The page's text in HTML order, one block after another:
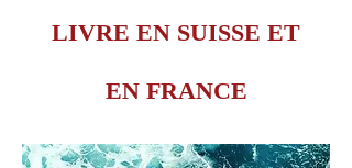
LIVRE EN SUISSE ET
EN FRANCE